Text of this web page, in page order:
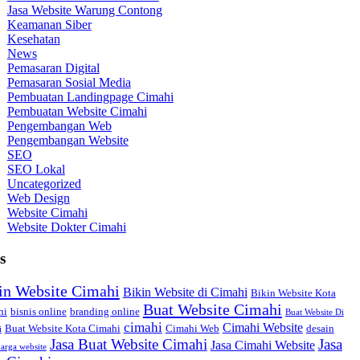
Jasa Website Warung Contong
Keamanan Siber
Kesehatan
News
Pemasaran Digital
Pemasaran Sosial Media
Pembuatan Landingpage Cimahi
Pembuatan Website Cimahi
Pengembangan Web
Pengembangan Website
SEO
SEO Lokal
Uncategorized
Web Design
Website Cimahi
Website Dokter Cimahi
Website Cimahi Bikin Website di Cimahi Bikin Website Kota
bisnis online branding online Buat Website Cimahi Buat Website Di
Buat Website Kota Cimahi cimahi Cimahi Web Cimahi Website desain
website Jasa Buat Website Cimahi Jasa Cimahi Website Jasa